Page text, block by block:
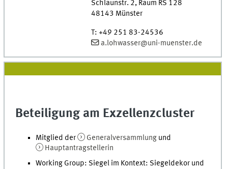
Schlaunstr. 2, Raum RS 128
48143 Münster
T: +49 251 83-24536
a.lohwasser@uni-muenster.de
Beteiligung am Exzellenzcluster
Mitglied der Generalversammlung und
Hauptantragstellerin
Working Group: Siegel im Kontext: Siegeldekor und